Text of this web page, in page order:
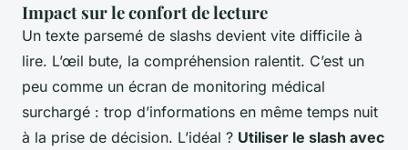
Impact sur le confort de lecture
Un texte parsemé de slashs devient vite difficile à
lire. L’œil bute, la compréhension ralentit. C’est un
peu comme un écran de monitoring médical
surchargé : trop d’informations en même temps nuit
à la prise de décision. L’idéal ? Utiliser le slash avec